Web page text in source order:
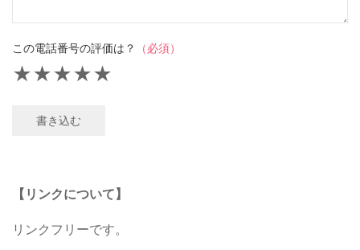
この電話番号の評価は？ （必須）
★
★
★
★
★
書き込む
【リンクについて】
リンクフリーです。